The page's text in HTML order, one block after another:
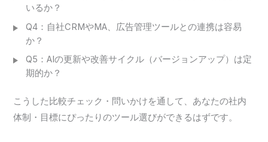
いるか？
Q4：自社CRMやMA、広告管理ツールとの連携は容易
か？
Q5：AIの更新や改善サイクル（バージョンアップ）は定
期的か？
こうした比較チェック・問いかけを通して、あなたの社内
体制・目標にぴったりのツール選びができるはずです。